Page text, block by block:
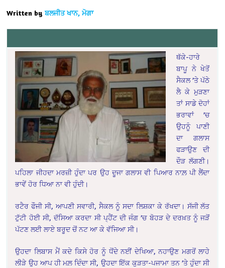
Written by ਬਲਜੀਤ ਖਾਨ, ਮੋਗਾ
ਥੱਕੇ-ਹਾਰੇ
ਬਾਪੂ ਨੇ ਖੇਤੋਂ
ਸੈਕਲ ’ਤੇ ਪੱਠੇ
ਲੈ ਕੇ ਮੁੜਣਾ
ਤਾਂ ਸਾਡੇ ਦੋਹਾਂ
ਭਰਾਵਾਂ ’ਚ
ਉਹਨੂੰ ਪਾਣੀ
ਦਾ ਗਲਾਸ
ਫੜਾਉਣ ਦੀ
ਦੌੜ ਲੱਗਣੀ।
ਪਹਿਲਾ ਜੀਹਦਾ ਮਰਜ਼ੀ ਹੁੰਦਾ ਪਰ ਉਹ ਦੂਜਾ ਗਲਾਸ ਵੀ ਪਿਆਰ ਨਾਲ਼ ਪੀ ਲੈਂਦਾ
ਭਾਵੇਂ ਹੋਰ ਧਿਆ ਨਾ ਵੀ ਹੁੰਦੀ।
ਰਟੈਰ ਫੌਜੀ ਸੀ, ਆਪਣੀ ਸਵਾਰੀ, ਸੈਕਲ ਨੂੰ ਸਦਾ ਲਿਸ਼ਕਾ ਕੇ ਰੱਖਦਾ। ਸੱਜੀ ਲੱਤ
ਟੁੱਟੀ ਹੋਈ ਸੀ, ਦੱਸਿਆ ਕਰਦਾ ਸੀ ਪ੍ਹੈਂਟ ਦੀ ਜੰਗ ’ਚ ਬੋਹੜ ਦੇ ਦਰਖ਼ਤ ਨੂੰ ਜੜੋਂ
ਪੱਟਣ ਲਈ ਲਾਏ ਬਰੂਦ ਚੋਂ ਨਟ ਆ ਕੇ ਵੱਜਿਆ ਸੀ।
ਉਹਦਾ ਲਿਬਾਸ ਮੈਂ ਕਦੇ ਕਿਸੇ ਹੋਰ ਨੂੰ ਧੋਂਦੇ ਨਈਂ ਦੇਖਿਆ, ਨਹਾਉਣ ਮਗਰੋਂ ਲਾਹੇ
ਲੀੜੇ ਉਹ ਆਪ ਹੀ ਮਲ਼ ਦਿੰਦਾ ਸੀ, ਉਹਦਾ ਇੱਕ ਕੁੜਤਾ-ਪਜਾਮਾ ਤਨ ’ਤੇ ਹੁੰਦਾ ਸੀ